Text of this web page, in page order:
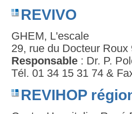
REVIVO
GHEM, L'escale
29, rue du Docteur
Responsable : Dr. P.
Tél. 01 34 15 31 74 &
REVIHOP